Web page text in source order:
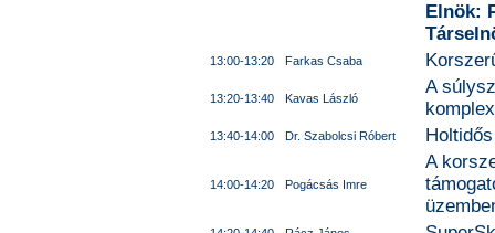
Elnök:
13:00-13:20 Farkas Csaba
13:20-13:40 Kavas László
A
13:40-14:00 Dr. Szabolcsi Róbert
14:00-14:20 Pogácsás Imre
A